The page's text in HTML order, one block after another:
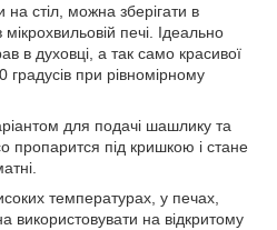
на стіл, можна зберігати в
мікрохвильовій печі. Ідеально
в духовці, а так само красивої
градусів при рівномірному
для подачі шашлику та
пропарится під кришкою і стане
температурах, у печах,
на відкритому